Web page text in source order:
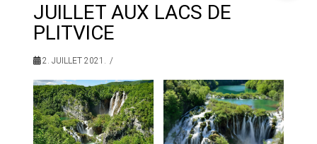
JUILLET AUX LACS DE
PLITVICE
2. JUILLET 2021.